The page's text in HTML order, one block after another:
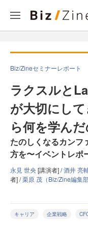
Biz/Zineセミナーレポート
ラクスルと
が大切にし
ら何を学ん
たのしくなるカンフ
⽅を〜イベントレポ
永見 世央[講演者] /酒井 亮
者] /栗原 茂（Biz/Zine編集部
キャリア 企業戦略